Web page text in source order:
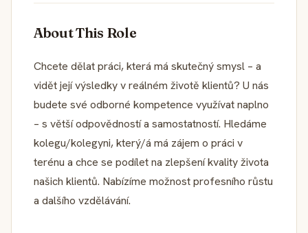
About This Role
Chcete dělat práci, která má skutečný smysl – a
vidět její výsledky v reálném životě klientů? U nás
budete své odborné kompetence využívat naplno
– s větší odpovědností a samostatností. Hledáme
kolegu/kolegyni, který/á má zájem o práci v
terénu a chce se podílet na zlepšení kvality života
našich klientů. Nabízíme možnost profesního růstu
a dalšího vzdělávání.